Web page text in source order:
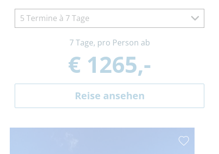
5 Termine à 7 Tage
7 Tage, pro Person ab
€ 1265,-
Reise ansehen